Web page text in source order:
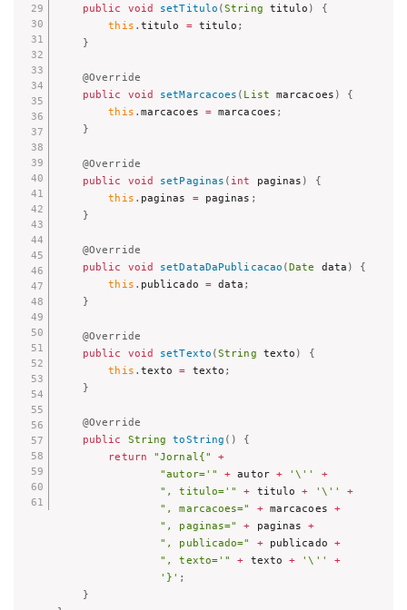
public
void setTitulo (String titulo )
{
this . titulo = titulo ;
}
@Override
public
void setMarcacoes ( List marcacoes )
{
this . marcacoes = marcacoes ;
}
@Override
public
void setPaginas ( int paginas )
{
this . paginas = paginas ;
}
@Override
public
void setDataDaPublicacao (Date data )
{
this . publicado = data ;
}
@Override
public
void setTexto (String texto )
{
this . texto = texto ;
}
@Override
public
String toString ( )
{
return
"Jornal{"
+
"autor='"
+ autor + '\''
+
", titulo='"
+ titulo + '\''
+
", marcacoes="
+ marcacoes +
", paginas="
+ paginas +
", publicado="
+ publicado +
", texto='"
+ texto + '\''
+
'}' ;
}